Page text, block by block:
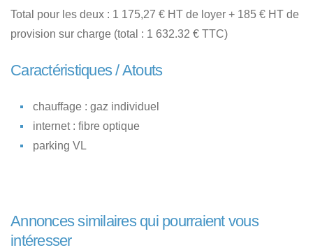
Total pour les deux : 1 175,27 € HT de loyer + 185 € HT de
provision sur charge (total : 1 632.32 € TTC)
Caractéristiques / Atouts
chauffage : gaz individuel
internet : fibre optique
parking VL
Annonces similaires qui pourraient vous
intéresser